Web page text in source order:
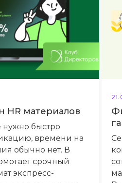
HR материалов
нужно быстро
времени на
обычно нет. В
срочный
экспресс-